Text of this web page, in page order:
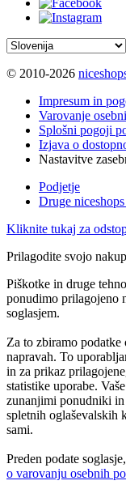
© 2010-2026
Impresum in
Varovanje
Splošni pogoji
Izjava o
Nastavitve
Podjetje
Druge
Kliknite tukaj za
Prilagodite svojo
Piškotke in druge
ponudimo prilagojeno
soglasjem.
Za to zbiramo
napravah. To
in za prikaz
statistike uporabe.
zunanjimi ponudniki
spletnih oglaševalskih
sami.
Preden podate
o varovanju osebnih